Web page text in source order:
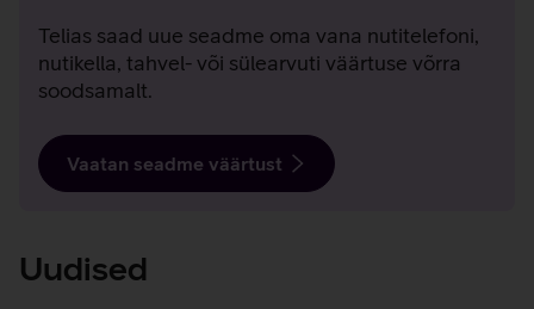
Telias saad uue seadme oma vana nutitelefoni,
nutikella, tahvel- või sülearvuti väärtuse võrra
soodsamalt.
Vaatan seadme väärtust
Uudised